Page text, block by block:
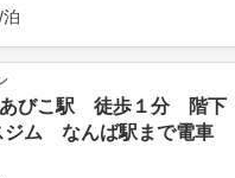
/泊
びこ駅 徒歩１分 階下
ジム なんば駅まで電車